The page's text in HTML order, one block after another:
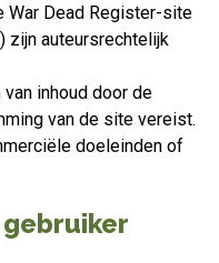
War Dead Register-site
zijn auteursrechtelijk
inhoud door de
van de site vereist.
doeleinden of